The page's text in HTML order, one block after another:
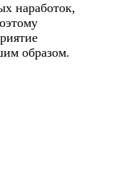
наработок,
образом.